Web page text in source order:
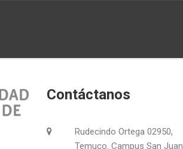
Contáctanos
Rudecindo Ortega 02950,
Temuco. Campus San Juan